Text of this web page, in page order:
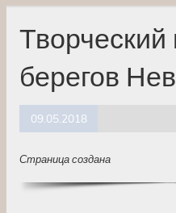
Творческий
берегов
09.05.2018
Страница создана